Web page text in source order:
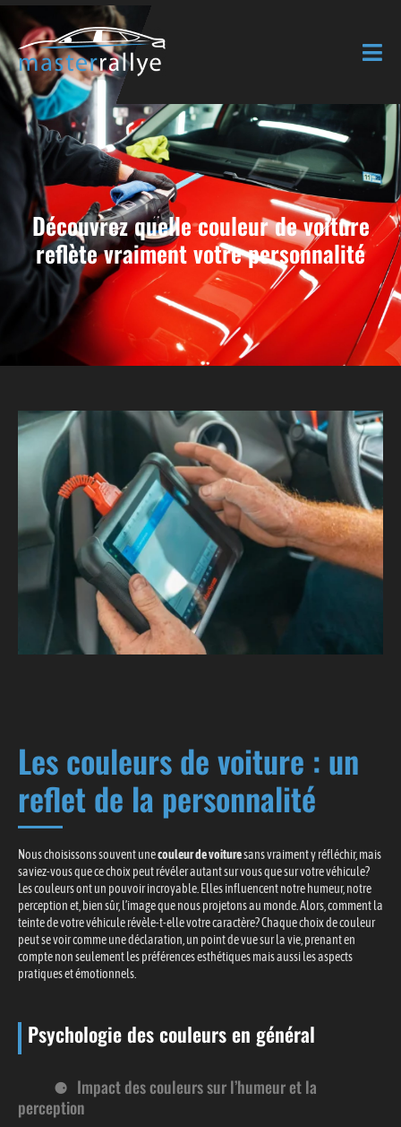
Découvrez quelle couleur de voiture
reflète vraiment votre personnalité
Les couleurs de voiture : un
reflet de la personnalité
Nous choisissons souvent unecouleur de voituresans vraiment y réfléchir, mais
saviez-vous que ce choix peut révéler autant sur vous que sur votre véhicule?
Les couleurs ont un pouvoir incroyable. Elles influencent notre humeur, notre
perception et, bien sûr, l’image que nous projetons au monde. Alors, comment la
teinte de votre véhicule révèle-t-elle votre caractère? Chaque choix de couleur
peut se voir comme une déclaration, un point de vue sur la vie, prenant en
compte non seulement les préférences esthétiques mais aussi les aspects
pratiques et émotionnels.
Psychologie des couleurs en général
Impact des couleurs sur l’humeur et la
perception